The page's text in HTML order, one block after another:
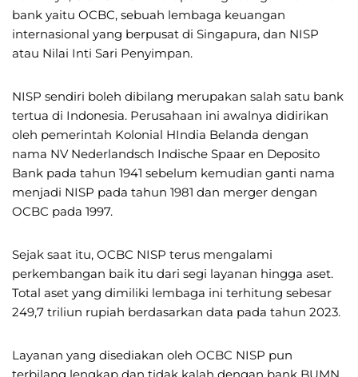
bank yaitu OCBC, sebuah lembaga keuangan
internasional yang berpusat di Singapura, dan NISP
atau Nilai Inti Sari Penyimpan.
NISP sendiri boleh dibilang merupakan salah satu bank
tertua di Indonesia. Perusahaan ini awalnya didirikan
oleh pemerintah Kolonial HIndia Belanda dengan
nama NV Nederlandsch Indische Spaar en Deposito
Bank pada tahun 1941 sebelum kemudian ganti nama
menjadi NISP pada tahun 1981 dan merger dengan
OCBC pada 1997.
Sejak saat itu, OCBC NISP terus mengalami
perkembangan baik itu dari segi layanan hingga aset.
Total aset yang dimiliki lembaga ini terhitung sebesar
249,7 triliun rupiah berdasarkan data pada tahun 2023.
Layanan yang disediakan oleh OCBC NISP pun
terbilang lengkap dan tidak kalah dengan bank BUMN